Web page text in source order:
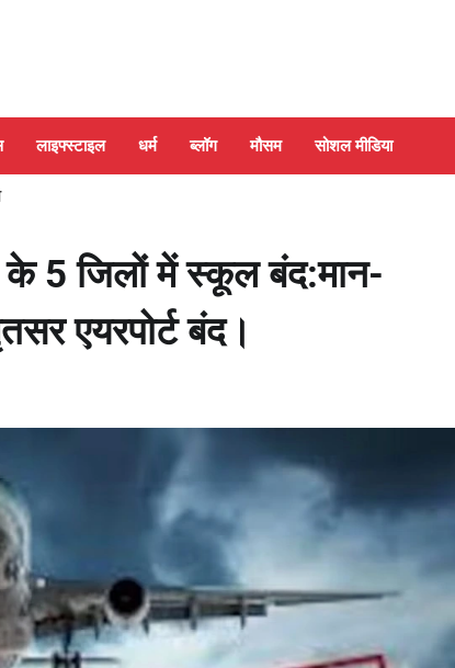
लाइफ्स्टाइल धर्म ब्लॉग मौसम सोशल मीडिया
के 5 जिलों में स्कूल बंद:मान-
एयरपोर्ट बंद।